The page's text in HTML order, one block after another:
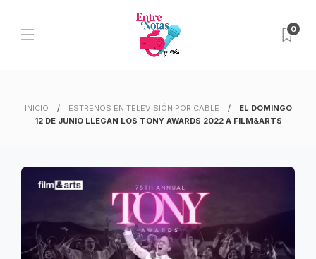
0
INICIO ESTRENOS EN TELEVISIÓN POR CABLE
EL DOMINGO
12 DE JUNIO LLEGAN LOS TONY AWARDS 2022 A FILM&ARTS